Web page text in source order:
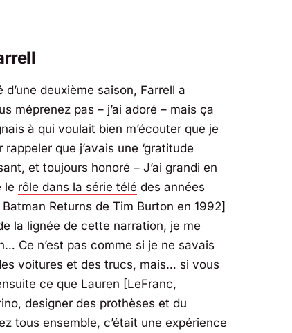
d’une deuxième saison, Farrell a
méprenez pas – j’ai adoré – mais ça
à qui voulait bien m’écouter que je
que j’avais une ‘gratitude
et toujours honoré – J’ai grandi en
le rôle dans la série télé des années
Returns de Tim Burton en 1992]
la lignée de cette narration, je me
Ce n’est pas comme si je ne savais
voitures et des trucs, mais… si vous
ce que Lauren [LeFranc,
designer des prothèses et du
tous ensemble, c’était une expérience